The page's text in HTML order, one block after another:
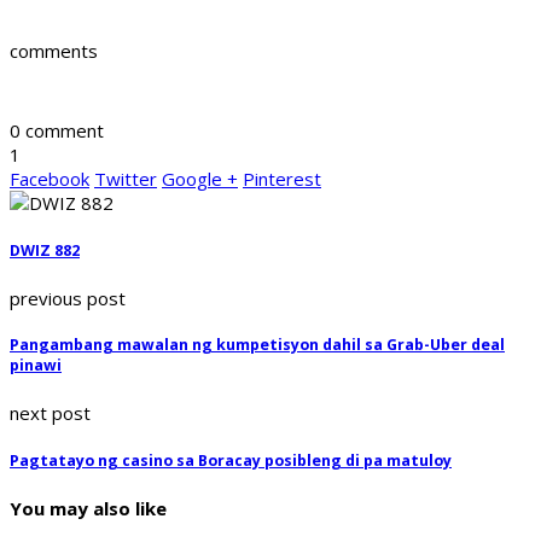
comments
0 comment
1
Facebook Twitter Google + Pinterest
DWIZ 882
previous post
Pangambang mawalan ng kumpetisyon dahil sa Grab-Uber deal
pinawi
next post
Pagtatayo ng casino sa Boracay posibleng di pa matuloy
You may also like